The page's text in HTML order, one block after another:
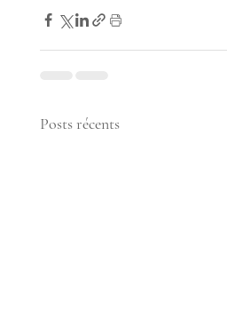
Posts récents